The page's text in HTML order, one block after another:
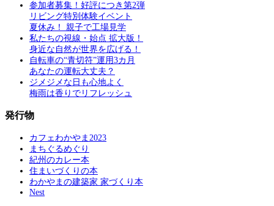
参加者募集！好評につき第2弾
リビング特別体験イベント
夏休み！ 親子で工場見学
私たちの視線・始点 拡大版！
身近な自然が世界を広げる！
自転車の“青切符”運用3カ月
あなたの運転大丈夫？
ジメジメな日も心地よく
梅雨は香りでリフレッシュ
発行物
カフェわかやま2023
まちぐるめぐり
紀州のカレー本
住まいづくりの本
わかやまの建築家 家づくり本
Nest